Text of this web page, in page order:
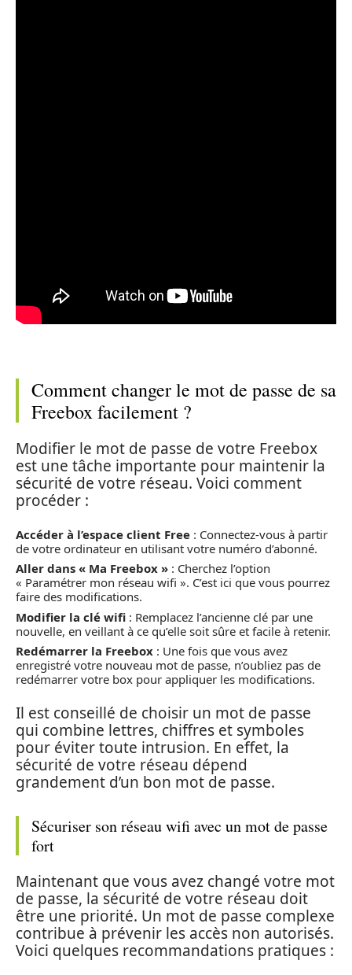
Comment changer le mot de passe de sa
Freebox facilement ?
Modifier le mot de passe de votre Freebox
est une tâche importante pour maintenir la
sécurité de votre réseau. Voici comment
procéder :
Accéder à l’espace client Free : Connectez-vous à partir
de votre ordinateur en utilisant votre numéro d’abonné.
Aller dans « Ma Freebox » : Cherchez l’option
« Paramétrer mon réseau wifi ». C’est ici que vous pourrez
faire des modifications.
Modifier la clé wifi : Remplacez l’ancienne clé par une
nouvelle, en veillant à ce qu’elle soit sûre et facile à retenir.
Redémarrer la Freebox : Une fois que vous avez
enregistré votre nouveau mot de passe, n’oubliez pas de
redémarrer votre box pour appliquer les modifications.
Il est conseillé de choisir un mot de passe
qui combine lettres, chiffres et symboles
pour éviter toute intrusion. En effet, la
sécurité de votre réseau dépend
grandement d’un bon mot de passe.
Sécuriser son réseau wifi avec un mot de passe
fort
Maintenant que vous avez changé votre mot
de passe, la sécurité de votre réseau doit
être une priorité. Un mot de passe complexe
contribue à prévenir les accès non autorisés.
Voici quelques recommandations pratiques :